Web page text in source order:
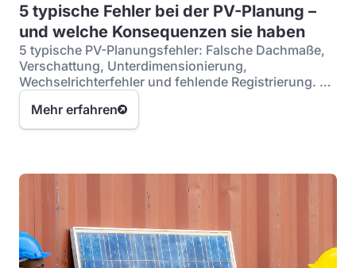
5 typische Fehler bei der PV-Planung –
und welche Konsequenzen sie haben
5 typische PV-Planungsfehler: Falsche Dachmaße,
Verschattung, Unterdimensionierung,
Wechselrichterfehler und fehlende Registrierung. So
vermeiden Sie sie.
Mehr erfahren